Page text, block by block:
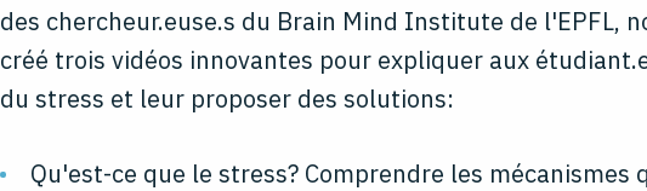
des chercheur.euse.s du Brain Mind Institute de l'EPFL,
créé trois vidéos innovantes pour expliquer aux
du stress et leur proposer des solutions:
Qu'est-ce que le stress? Comprendre les mécanismes